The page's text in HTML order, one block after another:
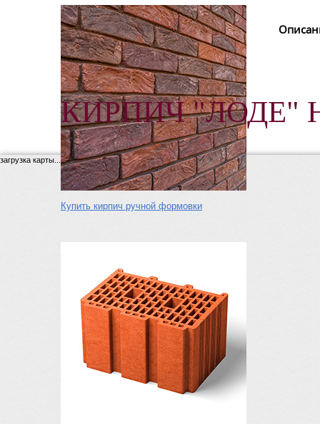
Купить кирпич ручной формовки
КИРПИЧ "ЛОДЕ"
загрузка карты...